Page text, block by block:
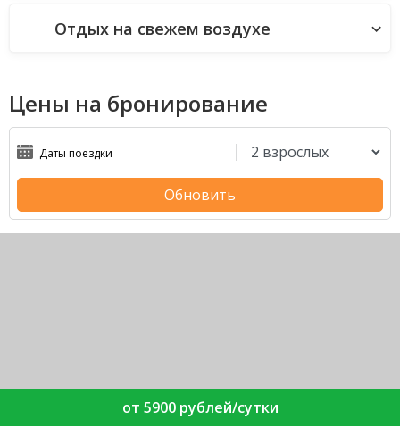
Отдых на свежем воздухе
Цены на бронирование
Обновить
от 5900 рублей/сутки